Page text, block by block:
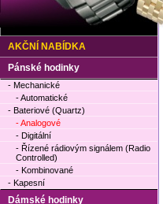
AKČNÍ NABÍDKA
Pánské hodinky
- Mechanické
- Automatické
- Bateriové (Quartz)
- Analogové
- Digitální
- Řízené rádiovým signálem (Radio
Controlled)
- Kombinované
- Kapesní
Dámské hodinky